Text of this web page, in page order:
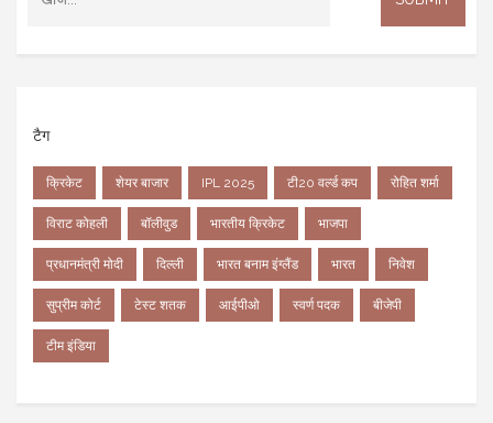
टैग
क्रिकेट शेयर बाजार IPL 2025 टी20 वर्ल्ड कप रोहित शर्मा
विराट कोहली बॉलीवुड भारतीय क्रिकेट भाजपा
प्रधानमंत्री मोदी दिल्ली भारत बनाम इंग्लैंड भारत निवेश
सुप्रीम कोर्ट टेस्ट शतक आईपीओ स्वर्ण पदक बीजेपी
टीम इंडिया